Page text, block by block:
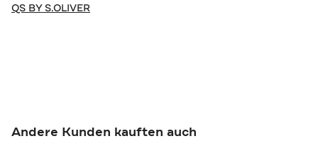
QS BY S.OLIVER
Andere Kunden kauften auch